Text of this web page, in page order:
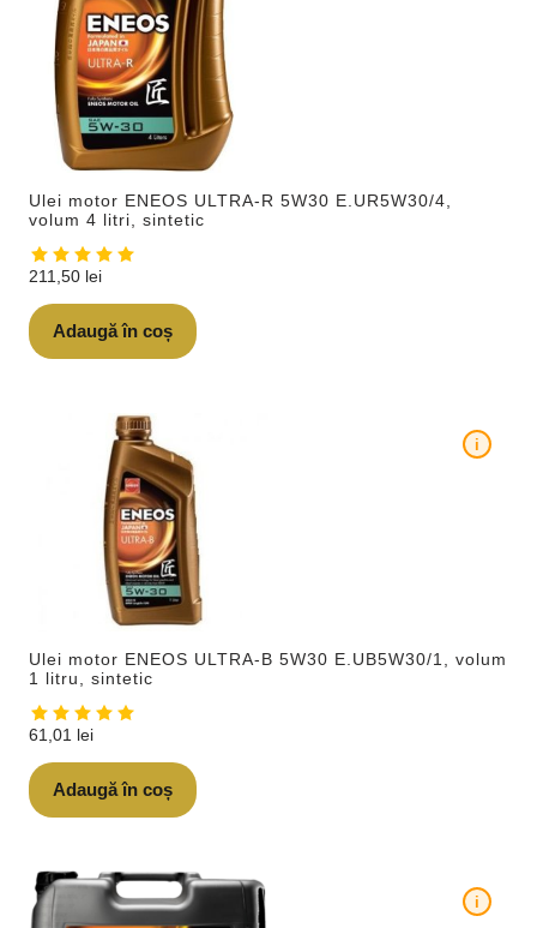
Ulei motor ENEOS ULTRA-R 5W30 E.UR5W30/4,
volum 4 litri, sintetic
211,50 lei
Adaugă în coș
Ulei motor ENEOS ULTRA-B 5W30 E.UB5W30/1, volum
1 litru, sintetic
i
61,01 lei
Adaugă în coș
i